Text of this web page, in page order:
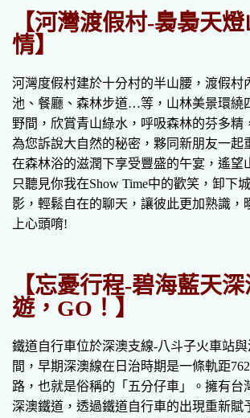
【河灣渡假村-裊裊天
情】
河灣度假村建於十分村的半山腰，渡假村
池、餐廳、森林步道…等，山林美景環繞
野間，欣賞青山綠水，呼吸森林的芬多精
為您訴說大自然的秘密，夥同新朋友一起
在森林浴的滋潤下享受豐盛的午宴，遙望
只聽見你我在Show Time中的歡笑，卸下
影，輕鬆自在的聊天，讓彼此更加熟識，
上心頭唷!
【忘憂行程-碧海藍天
遊，GO！】
鐵道自行車位於深澳支線-八斗子火車站
間，早期深澳線在日治時期是一條軌距
路，也就是俗稱的「五分仔車」。擁有台
深澳鐵道，透過鐵道自行車的出現重新賦